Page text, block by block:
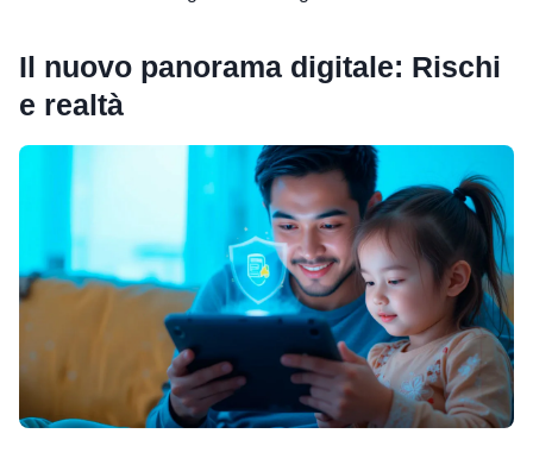
Il nuovo panorama digitale: Rischi
e realtà